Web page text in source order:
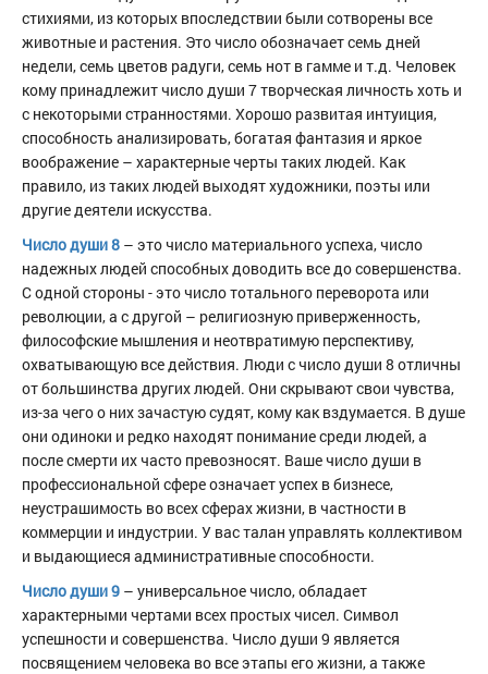
стихиями, из которых впоследствии были сотворены все
животные и растения. Это число обозначает семь дней
недели, семь цветов радуги, семь нот в гамме и т.д. Человек
кому принадлежит число души 7 творческая личность хоть и
с некоторыми странностями. Хорошо развитая интуиция,
способность анализировать, богатая фантазия и яркое
воображение – характерные черты таких людей. Как
правило, из таких людей выходят художники, поэты или
другие деятели искусства.
Число души 8 – это число материального успеха, число
надежных людей способных доводить все до совершенства.
С одной стороны - это число тотального переворота или
революции, а с другой – религиозную приверженность,
философские мышления и неотвратимую перспективу,
охватывающую все действия. Люди с число души 8 отличны
от большинства других людей. Они скрывают свои чувства,
из-за чего о них зачастую судят, кому как вздумается. В душе
они одиноки и редко находят понимание среди людей, а
после смерти их часто превозносят. Ваше число души в
профессиональной сфере означает успех в бизнесе,
неустрашимость во всех сферах жизни, в частности в
коммерции и индустрии. У вас талан управлять коллективом
и выдающиеся административные способности.
Число души 9 – универсальное число, обладает
характерными чертами всех простых чисел. Символ
успешности и совершенства. Число души 9 является
посвящением человека во все этапы его жизни, а также